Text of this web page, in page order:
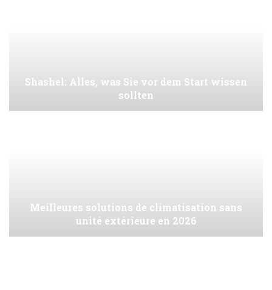
Shashel: Alles, was Sie vor dem Start wissen
sollten
Meilleures solutions de climatisation sans
unité extérieure en 2026